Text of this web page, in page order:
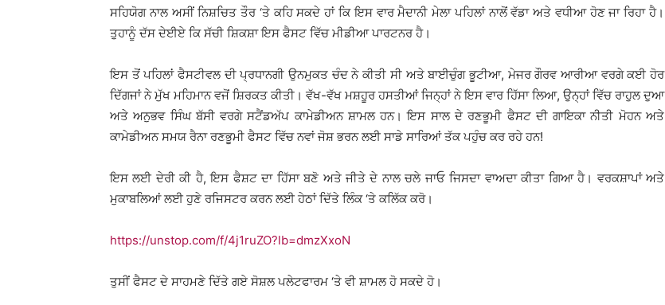
ਸਹਿਯੋਗ ਨਾਲ ਅਸੀਂ ਨਿਸ਼ਚਿਤ ਤੌਰ ‘ਤੇ ਕਹਿ ਸਕਦੇ ਹਾਂ ਕਿ ਇਸ ਵਾਰ ਮੈਦਾਨੀ ਮੇਲਾ ਪਹਿਲਾਂ ਨਾਲੋਂ ਵੱਡਾ ਅਤੇ ਵਧੀਆ ਹੋਣ ਜਾ ਰਿਹਾ ਹੈ।
ਤੁਹਾਨੂੰ ਦੱਸ ਦੇਈਏ ਕਿ ਸੱਚੀ ਸ਼ਿਕਸ਼ਾ ਇਸ ਫੈਸਟ ਵਿੱਚ ਮੀਡੀਆ ਪਾਰਟਨਰ ਹੈ।
ਇਸ ਤੋਂ ਪਹਿਲਾਂ ਫੈਸਟੀਵਲ ਦੀ ਪ੍ਰਧਾਨਗੀ ਉਨਮੁਕਤ ਚੰਦ ਨੇ ਕੀਤੀ ਸੀ ਅਤੇ ਬਾਈਚੁੰਗ ਭੂਟੀਆ, ਮੇਜਰ ਗੌਰਵ ਆਰੀਆ ਵਰਗੇ ਕਈ ਹੋਰ
ਦਿੱਗਜਾਂ ਨੇ ਮੁੱਖ ਮਹਿਮਾਨ ਵਜੋਂ ਸ਼ਿਰਕਤ ਕੀਤੀ। ਵੱਖ-ਵੱਖ ਮਸ਼ਹੂਰ ਹਸਤੀਆਂ ਜਿਨ੍ਹਾਂ ਨੇ ਇਸ ਵਾਰ ਹਿੱਸਾ ਲਿਆ, ਉਨ੍ਹਾਂ ਵਿੱਚ ਰਾਹੁਲ ਦੁਆ
ਅਤੇ ਅਨੁਭਵ ਸਿੰਘ ਬੱਸੀ ਵਰਗੇ ਸਟੈਂਡਅੱਪ ਕਾਮੇਡੀਅਨ ਸ਼ਾਮਲ ਹਨ। ਇਸ ਸਾਲ ਦੇ ਰਣਭੂਮੀ ਫੈਸਟ ਦੀ ਗਾਇਕਾ ਨੀਤੀ ਮੋਹਨ ਅਤੇ
ਕਾਮੇਡੀਅਨ ਸਮਯ ਰੈਨਾ ਰਣਭੂਮੀ ਫੈਸਟ ਵਿੱਚ ਨਵਾਂ ਜੋਸ਼ ਭਰਨ ਲਈ ਸਾਡੇ ਸਾਰਿਆਂ ਤੱਕ ਪਹੁੰਚ ਕਰ ਰਹੇ ਹਨ!
ਇਸ ਲਈ ਦੇਰੀ ਕੀ ਹੈ, ਇਸ ਫੈਸ਼ਟ ਦਾ ਹਿੱਸਾ ਬਣੋ ਅਤੇ ਜੀਤੇ ਦੇ ਨਾਲ ਚਲੇ ਜਾਓ ਜਿਸਦਾ ਵਾਅਦਾ ਕੀਤਾ ਗਿਆ ਹੈ। ਵਰਕਸ਼ਾਪਾਂ ਅਤੇ
ਮੁਕਾਬਲਿਆਂ ਲਈ ਹੁਣੇ ਰਜਿਸਟਰ ਕਰਨ ਲਈ ਹੇਠਾਂ ਦਿੱਤੇ ਲਿੰਕ ‘ਤੇ ਕਲਿੱਕ ਕਰੋ।
https://unstop.com/f/4j1ruZO?lb=dmzXxoN
ਤੁਸੀਂ ਫੈਸਟ ਦੇ ਸਾਹਮਣੇ ਦਿੱਤੇ ਗਏ ਸੋਸ਼ਲ ਪਲੇਟਫਾਰਮ ‘ਤੇ ਵੀ ਸ਼ਾਮਲ ਹੋ ਸਕਦੇ ਹੋ।